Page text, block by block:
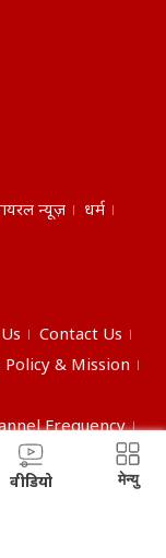
न्यूज़
धर्म
Contact Us
Policy & Mission
Frequency
वीडियो मेन्यु